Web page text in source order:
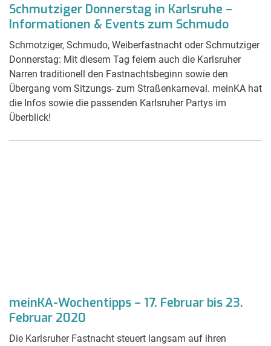
Schmutziger Donnerstag in Karlsruhe –
Informationen & Events zum Schmudo
Schmotziger, Schmudo, Weiberfastnacht oder Schmutziger
Donnerstag: Mit diesem Tag feiern auch die Karlsruher
Narren traditionell den Fastnachtsbeginn sowie den
Übergang vom Sitzungs- zum Straßenkarneval. meinKA hat
die Infos sowie die passenden Karlsruher Partys im
Überblick!
meinKA-Wochentipps – 17. Februar bis 23.
Februar 2020
Die Karlsruher Fastnacht steuert langsam auf ihren